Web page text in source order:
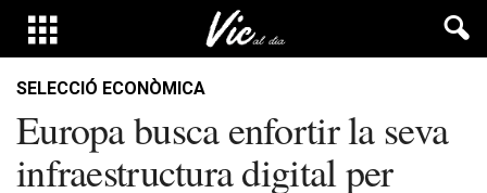
SELECCIÓ ECONÒMICA
Europa busca enfortir la seva
infraestructura digital per